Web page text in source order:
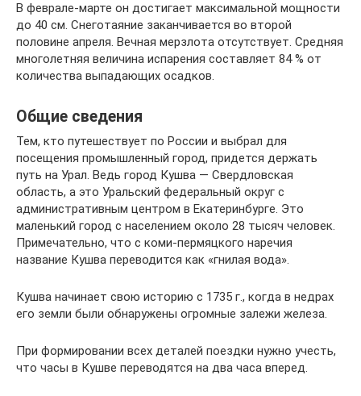
В феврале-марте он достигает максимальной мощности
до 40 см. Снеготаяние заканчивается во второй
половине апреля. Вечная мерзлота отсутствует. Средняя
многолетняя величина испарения составляет 84 % от
количества выпадающих осадков.
Общие сведения
Тем, кто путешествует по России и выбрал для
посещения промышленный город, придется держать
путь на Урал. Ведь город Кушва — Свердловская
область, а это Уральский федеральный округ с
административным центром в Екатеринбурге. Это
маленький город с населением около 28 тысяч человек.
Примечательно, что с коми-пермяцкого наречия
название Кушва переводится как «гнилая вода».
Кушва начинает свою историю с 1735 г., когда в недрах
его земли были обнаружены огромные залежи железа.
При формировании всех деталей поездки нужно учесть,
что часы в Кушве переводятся на два часа вперед.